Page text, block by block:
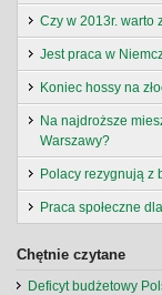
Czy w 2013r. warto
Jest praca w
Koniec hossy na
Na najdroższe
Warszawy?
Polacy rezygnują z
Praca społeczne
Chętnie czytane
Deficyt budżetowy